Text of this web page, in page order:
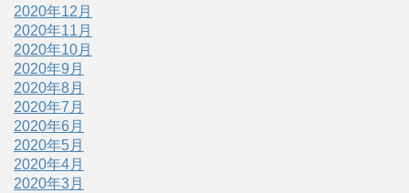
2020年12月
2020年11月
2020年10月
2020年9月
2020年8月
2020年7月
2020年6月
2020年5月
2020年4月
2020年3月